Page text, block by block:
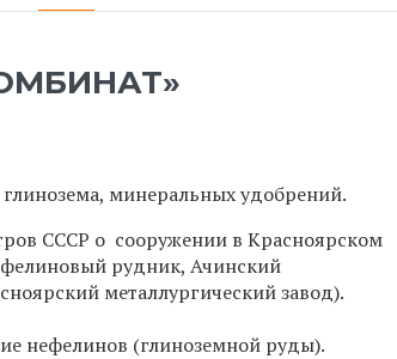
минеральных удобрений.
СССР о сооружении в Красноярском
рудник, Ачинский
металлургический завод).
нефелинов (глиноземной руды).